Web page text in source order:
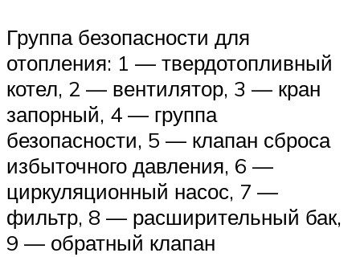
Группа безопасности для
отопления: 1 — твердотопливный
котел, 2 — вентилятор, 3 — кран
запорный, 4 — группа
безопасности, 5 — клапан сброса
избыточного давления, 6 —
циркуляционный насос, 7 —
фильтр, 8 — расширительный бак,
9 — обратный клапан